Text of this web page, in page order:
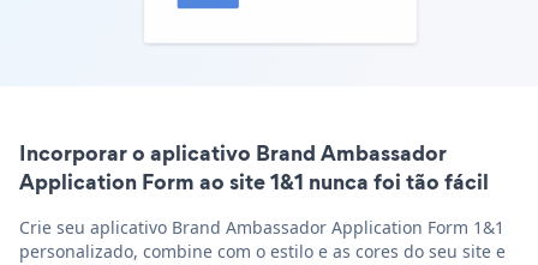
Incorporar o aplicativo Brand Ambassador
Application Form ao site 1&1 nunca foi tão fácil
Crie seu aplicativo Brand Ambassador Application Form 1&1
personalizado, combine com o estilo e as cores do seu site e